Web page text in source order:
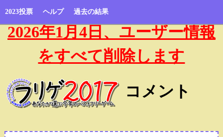
2023投票 ヘルプ 過去の結果
2026年1月4日、ユーザー情報
をすべて削除します
コメント